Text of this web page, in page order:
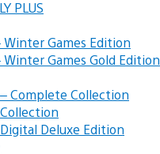
PLUS
Games Edition
Games Gold Edition
Complete Collection
Deluxe Edition